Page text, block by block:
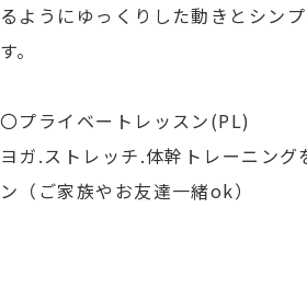
るようにゆっくりした動きとシン
す。
〇プライベートレッスン(PL)
ヨガ.ストレッチ.体幹トレーニン
ン（ご家族やお友達一緒ok）